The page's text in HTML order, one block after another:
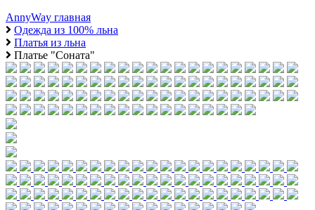
AnnyWay главная
Одежда из 100% льна
Платья из льна
Платье "Соната"